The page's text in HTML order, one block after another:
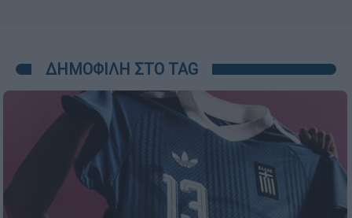
ΔΗΜΟΦΙΛΗ ΣΤΟ TAG